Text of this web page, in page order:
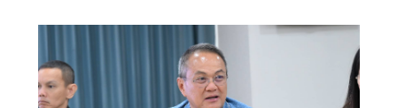
ส่งศาลฎีกาสอย 138 สว.โดนร้องเอาผิดติดคุก!